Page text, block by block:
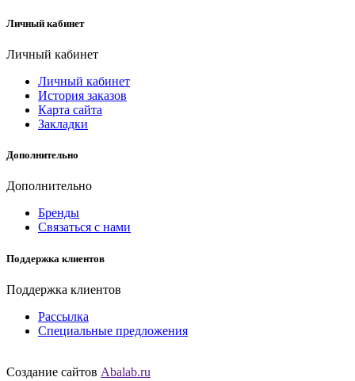
Личный кабинет
Личный кабинет
Личный кабинет
История заказов
Карта сайта
Закладки
Дополнительно
Дополнительно
Бренды
Связаться с нами
Поддержка клиентов
Поддержка клиентов
Рассылка
Специальные предложения
Создание сайтов Abalab.ru